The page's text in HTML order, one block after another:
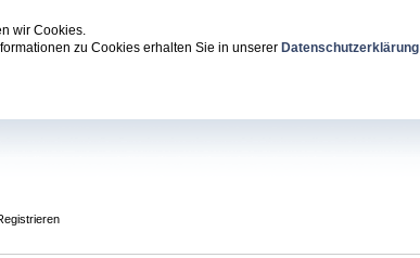
wir Cookies.
zu Cookies erhalten Sie in unserer Datenschutzerklärung